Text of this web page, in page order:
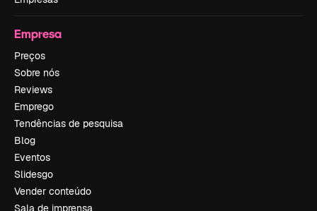
Empresa
Preços
Sobre nós
Reviews
Emprego
Tendências de pesquisa
Blog
Eventos
Slidesgo
Vender conteúdo
Sala de imprensa